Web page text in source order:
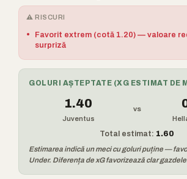
⚠️ RISCURI
•
Favorit extrem (cotă 1.20) — valoare
surpriză
GOLURI AȘTEPTATE (XG ESTIMAT DE
1.40
Juventus
vs
Total estimat: 1.60
Estimarea indică un meci cu goluri puține —
Under. Diferența de xG favorizează clar